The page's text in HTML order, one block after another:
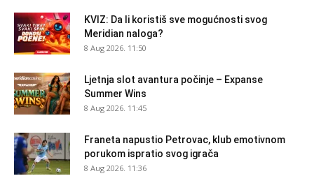
KVIZ: Da li koristiš sve mogućnosti svog
Meridian naloga?
8 Aug 2026. 11:50
Ljetnja slot avantura počinje – Expanse
Summer Wins
8 Aug 2026. 11:45
Franeta napustio Petrovac, klub emotivnom
porukom ispratio svog igrača
8 Aug 2026. 11:36